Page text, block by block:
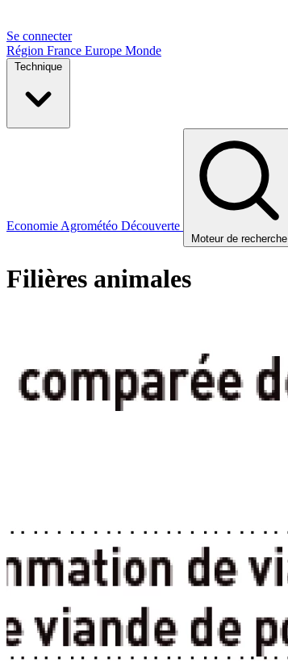
Se connecter
Région France Europe Monde
Technique
Economie Agrométéo Découverte
Moteur de recherche
Filières animales